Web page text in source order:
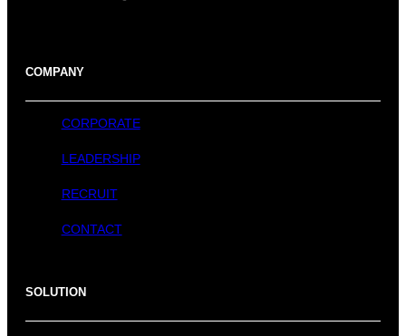
COMPANY
CORPORATE
LEADERSHIP
RECRUIT
CONTACT
SOLUTION